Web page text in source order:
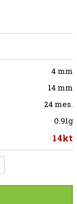
4 mm
14 mm
24 mes.
0.91g
14kt